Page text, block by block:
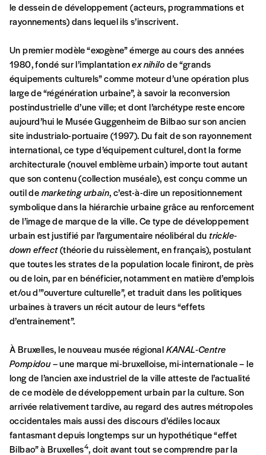
Les mots de passe ne correspondent pas
INSCRIPTION
*champs obligatoires
NB: Vous pouvez choisir de participer
avoir reçu plusieurs numéros. Ce paiement
n’est pas indispensable. Il marque votre
volonté de soutenir nos activités.
NOS
FORMULES
Abonnement
1 an = 5 numéros
20€*/an
*Prix indicatif, frais de port inclus
5€*
*Prix indicatif, frais de port inclus
Je m'abonne à l'Imag
le dessein de développement (acteurs, programmations et
rayonnements) dans lequel ils s’inscrivent.
Un premier modèle “exogène” émerge au cours des années
1980, fondé sur l’implantationex nihilode “grands
équipements culturels” comme moteur d’une opération plus
large de “régénération urbaine”, à savoir la reconversion
postindustrielle d’une ville; et dont l’archétype reste encore
aujourd’hui le Musée Guggenheim de Bilbao sur son ancien
site industrialo-portuaire (1997). Du fait de son rayonnement
international, ce type d’équipement culturel, dont la forme
architecturale (nouvel emblème urbain) importe tout autant
que son contenu (collection muséale), est conçu comme un
outil demarketing urbain, c’est-à-dire un repositionnement
symbolique dans la hiérarchie urbaine grâce au renforcement
de l’image de marque de la ville. Ce type de développement
urbain est justifié par l’argumentaire néolibéral dutrickle-
down effect(théorie du ruissèlement, en français), postulant
que toutes les strates de la population locale finiront, de près
ou de loin, par en bénéficier, notamment en matière d’emplois
et/ou d’”ouverture culturelle”, et traduit dans les politiques
urbaines à travers un récit autour de leurs “effets
d’entrainement”.
À Bruxelles, le nouveau musée régionalKANAL-Centre
Pompidou– une marque mi-bruxelloise, mi-internationale – le
long de l’ancien axe industriel de la ville atteste de l’actualité
de ce modèle de développement urbain par la culture. Son
arrivée relativement tardive, au regard des autres métropoles
occidentales mais aussi des discours d’édiles locaux
fantasmant depuis longtemps sur un hypothétique “effet
Bilbao” à Bruxelles4, doit avant tout se comprendre par la